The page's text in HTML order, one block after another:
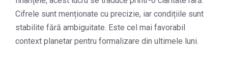
Cifrele sunt menționate cu precizie, iar condițiile sunt
stabilite fără ambiguitate. Este cel mai favorabil
context planetar pentru formalizare din ultimele luni.